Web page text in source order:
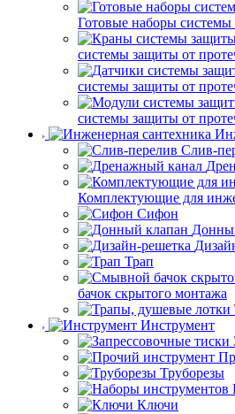
Готовые наборы системы
системы защиты от
системы защиты от
системы защиты от
Слив-
Комплектующие для
Сифон
Трап
бачок скрытого монтажа
Инструмент
Труборезы
Ключи